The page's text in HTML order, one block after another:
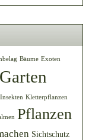
Bäume Exoten
Garten
Insekten Kletterpflanzen
Pflanzen
Sichtschutz